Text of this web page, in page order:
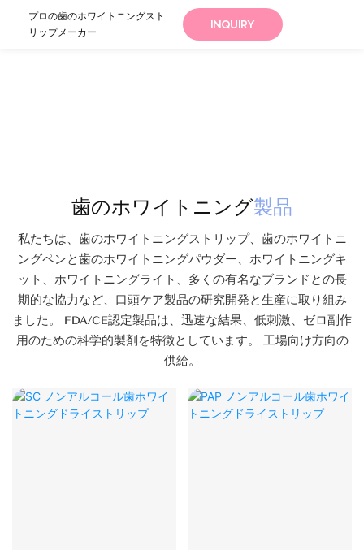
プロの歯のホワイトニングスト
リップメーカー
INQUIRY
歯のホワイトニング製品
私たちは、歯のホワイトニングストリップ、歯のホワイトニ
ングペンと歯のホワイトニングパウダー、ホワイトニングキ
ット、ホワイトニングライト、多くの有名なブランドとの長
期的な協力など、口頭ケア製品の研究開発と生産に取り組み
ました。 FDA/CE認定製品は、迅速な結果、低刺激、ゼロ副作
用のための科学的製剤を特徴としています。 工場向け方向の
供給。